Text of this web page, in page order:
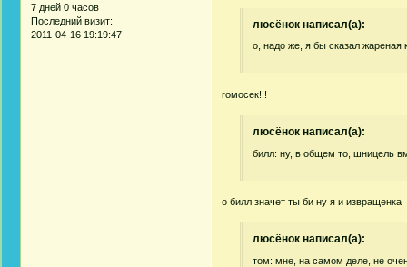
7 дней 0 часов
Последний визит:
2011-04-16 19:19:47
люсёнок написал(а):
о, надо же, я бы сказал жареная
гомосек!!!
люсёнок написал(а):
билл: ну, в общем то, шницель
о билл значет ты би ну я и извращенка
люсёнок написал(а):
том: мне, на самом деле, не